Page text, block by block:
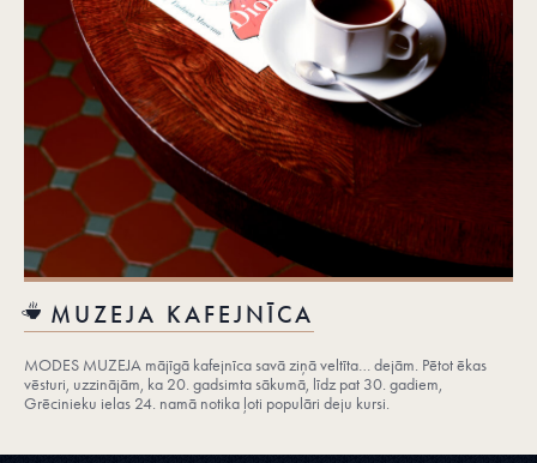
MUZEJA KAFEJNĪCA
MODES MUZEJA mājīgā kafejnīca savā ziņā veltīta… dejām. Pētot ēkas
vēsturi, uzzinājām, ka 20. gadsimta sākumā, līdz pat 30. gadiem,
Grēcinieku ielas 24. namā notika ļoti populāri deju kursi.